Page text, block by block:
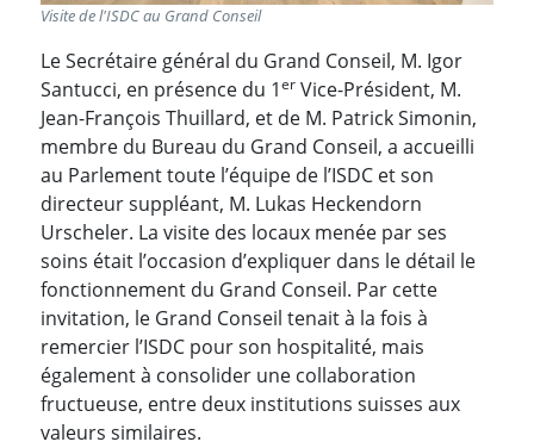
Visite de l'ISDC au Grand Conseil
Le Secrétaire général du Grand Conseil, M. Igor
Santucci, en présence du 1er Vice-Président, M.
Jean-François Thuillard, et de M. Patrick Simonin,
membre du Bureau du Grand Conseil, a accueilli
au Parlement toute l’équipe de l’ISDC et son
directeur suppléant, M. Lukas Heckendorn
Urscheler. La visite des locaux menée par ses
soins était l’occasion d’expliquer dans le détail le
fonctionnement du Grand Conseil. Par cette
invitation, le Grand Conseil tenait à la fois à
remercier l’ISDC pour son hospitalité, mais
également à consolider une collaboration
fructueuse, entre deux institutions suisses aux
valeurs similaires.